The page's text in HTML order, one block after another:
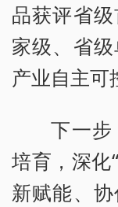
品获评省
家级、省
产业自主可
下一
培育，深化
新赋能、